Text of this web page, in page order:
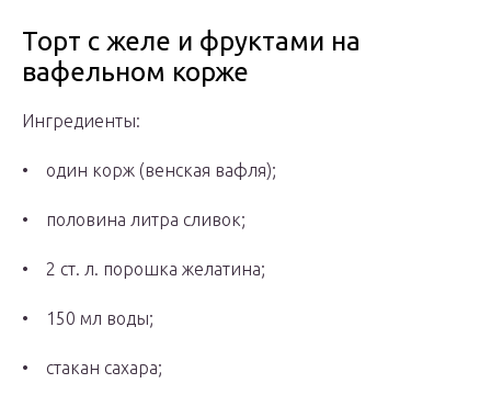
Торт с желе и фруктами на
вафельном корже
Ингредиенты:
• один корж (венская вафля);
• половина литра сливок;
• 2 ст. л. порошка желатина;
• 150 мл воды;
• стакан сахара;